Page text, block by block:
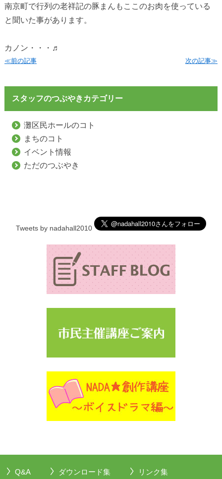
南京町で行列の老祥記の豚まんもここのお肉を使っている
と聞いた事があります。
カノン・・・♬
≪前の記事 次の記事≫
スタッフのつぶやきカテゴリー
灘区民ホールのコト
まちのコト
イベント情報
ただのつぶやき
Tweets by nadahall2010
Q&A ダウンロード集 リンク集